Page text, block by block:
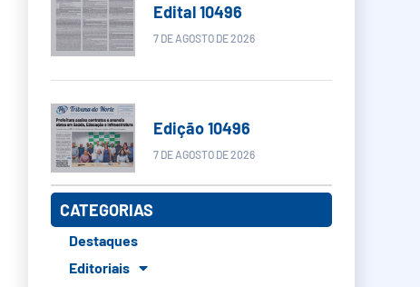
Edital 10496
7 DE AGOSTO DE 2026
Edição 10496
7 DE AGOSTO DE 2026
CATEGORIAS
Destaques
Editoriais